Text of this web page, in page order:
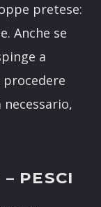
pretese:
Anche se
a
– PESCI